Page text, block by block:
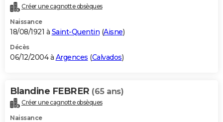
Créer une cagnotte obsèques
Naissance
18/08/1921 à Saint-Quentin (Aisne)
Décès
06/12/2004 à Argences (Calvados)
Blandine FEBRER (65 ans)
Créer une cagnotte obsèques
Naissance